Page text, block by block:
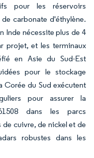
pour les réservoirs
carbonate d'éthylène.
Inde nécessite plus de 4
projet, et les terminaux
en Asie du Sud-Est
pour le stockage
Corée du Sud exécutent
pour assurer la
dans les parcs
cuivre, de nickel et de
robustes dans les